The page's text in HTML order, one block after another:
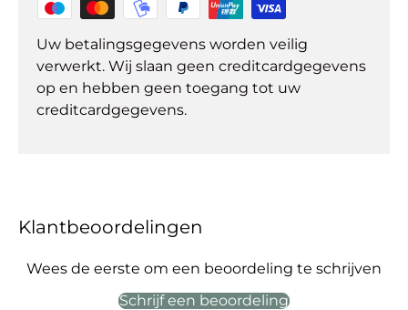
Uw betalingsgegevens worden veilig
verwerkt. Wij slaan geen creditcardgegevens
op en hebben geen toegang tot uw
creditcardgegevens.
Klantbeoordelingen
Wees de eerste om een beoordeling te schrijven
Schrijf een beoordeling